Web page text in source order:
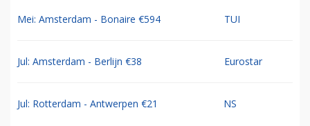
Mei: Amsterdam - Bonaire €594 TUI
Jul: Amsterdam - Berlijn €38 Eurostar
Jul: Rotterdam - Antwerpen €21 NS